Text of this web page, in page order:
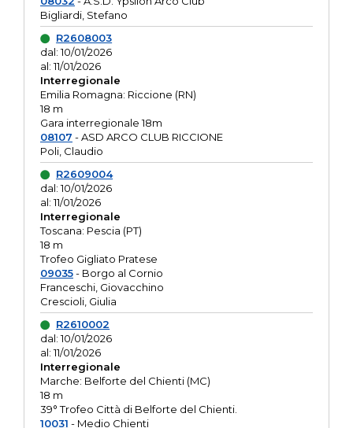
Bigliardi, Stefano
R2608003
dal: 10/01/2026
al: 11/01/2026
Interregionale
Emilia Romagna: Riccione (RN)
18 m
Gara interregionale 18m
08107 - ASD ARCO CLUB RICCIONE
Poli, Claudio
R2609004
dal: 10/01/2026
al: 11/01/2026
Interregionale
Toscana: Pescia (PT)
18 m
Trofeo Gigliato Pratese
09035- Borgo al Cornio
Franceschi, Giovacchino
Crescioli, Giulia
R2610002
dal: 10/01/2026
al: 11/01/2026
Interregionale
Marche: Belforte del Chienti (MC)
18 m
39° Trofeo Città di Belforte del Chienti.
10031 - Medio Chienti